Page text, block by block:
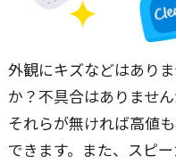
外観にキズなどはあり
か？不具合はありません
それらが無ければ高値
できます。また、スピ